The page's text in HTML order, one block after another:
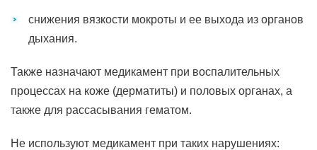
снижения вязкости мокроты и ее выхода из органов
дыхания.
Также назначают медикамент при воспалительных
процессах на коже (дерматиты) и половых органах, а
также для рассасывания гематом.
Не используют медикамент при таких нарушениях: